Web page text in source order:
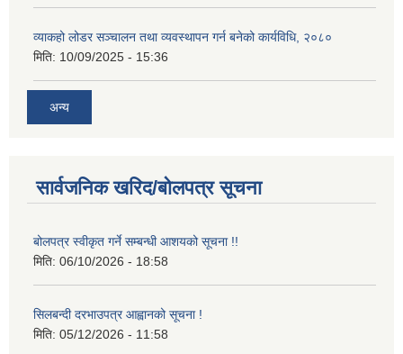
व्याकहो लोडर सञ्चालन तथा व्यवस्थापन गर्न बनेको कार्यविधि, २०८०
मिति: 10/09/2025 - 15:36
अन्य
सार्वजनिक खरिद/बोलपत्र सूचना
बोलपत्र स्वीकृत गर्ने सम्बन्धी आशयको सूचना !!
मिति: 06/10/2026 - 18:58
सिलबन्दी दरभाउपत्र आह्वानको सूचना !
मिति: 05/12/2026 - 11:58